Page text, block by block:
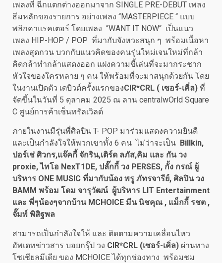
เพลงที่ ฉีกแตกต่างออกมาจาก SINGLE PRE-DEBUT เพลง
ธีมหลักของรายการ อย่างเพลง “MASTERPIECE “ แบบ
พลิกคาแรคเตอร์ โดยเพลง “WANT IT NOW“ เป็นแนว
เพลง HIP-HOP / POP ที่มากับจังหวะสนุก ๆ พร้อมเนื้อหา
เพลงสุดกวน บวกกับแนวคิดของคนรุ่นใหม่เจนใหม่ที่กล้า
คิดกล้าทำกล้าแสดงออก แฝงความขี้เล่นที่จะมากระชาก
หัวใจของใครหลาย ๆ คน ให้พร้อมที่จะมาสนุกด้วยกัน โดย
ในงานเปิดตัว เดบิวต์ครั้งแรกของCIR*CRL ( เซอร์-เคิ่ล) ที่
จัดขึ้นในวันที่ 5 ตุลาคม 2025 ณ ลาน centralwOrld Square
C ศูนย์การค้าเซ็นทรัลเวิลด์
ภายในงานมีรุ่นพี่ศิลปิน T- POP มาร่วมแสดงความยินดี
และเป็นกำลังใจให้พวกเขาทั้ง 6 คน ไม่ว่าจะเป็น Billkin,
ปอร์เช่ ศิวกร,แจ๊คกี้ จักริน,เติร์ด ลภัส,คิม และ กัน วง
proxie, ไทโอ NexT1DE, ปลั๊กกี้ วง PERSES, กั้ง กรณ ์ ผู้
บริหาร ONE MUSIC ที่มากับน้อง พรู ภัทรจารีย์, ศิลปิน วง
BAMM พร้อม โดม จารุวัฒน์ผู้บริหาร LIT Entertainment
และ พี่ๆน้องๆจากบ้าน MCHOICE มีน นิชคุณ , แม็กกี้ รชต ,
จั๊มพ์ พิสิฐพล
สามารถเป็นกำลังใจให้ และ ติดตามความเคลื่อนไหว
อัพเดทข่าวสาร บอยกรุ๊ป วง CIR*CRL (เซอร์-เคิ่ล) ผ่านทาง
โซเชียลมีเดีย ของ MCHOICE ได้ทุกช่องทาง พร้อมชม